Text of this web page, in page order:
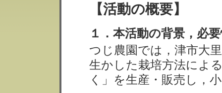
【活動の概要】
１．本活動の背景，必
つじ農園では，津市大
生かした栽培方法によ
く」を生産・販売し，